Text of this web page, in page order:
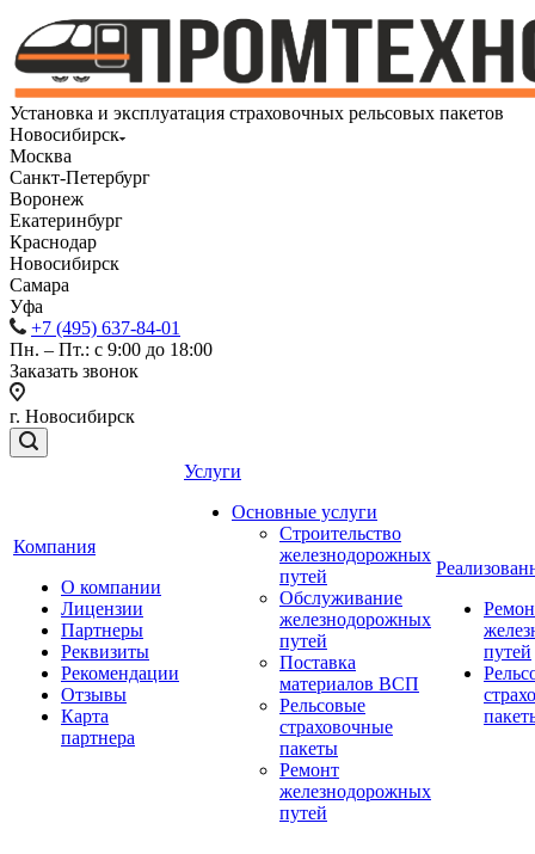
Установка и эксплуатация страховочных рельсовых пакетов
Новосибирск
Москва
Санкт-Петербург
Воронеж
Екатеринбург
Краснодар
Новосибирск
Самара
Уфа
+7 (495) 637-84-01
Пн. – Пт.: с 9:00 до 18:00
Заказать звонок
г. Новосибирск
Компания
О компании
Лицензии
Партнеры
Реквизиты
Рекомендации
Отзывы
Карта
партнера
Услуги
Основные услуги
Строительство
железнодорожных
путей
Обслуживание
железнодорожных
путей
Поставка
материалов ВСП
Рельсовые
страховочные
пакеты
Ремонт
железнодорожных
путей
путей